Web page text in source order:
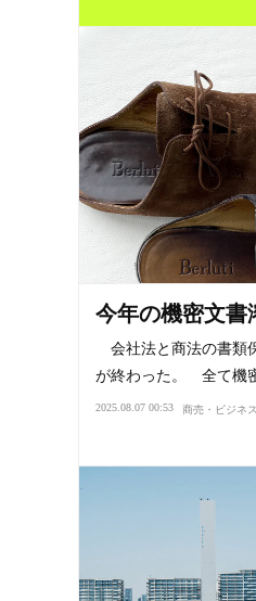
今年の機密文書
会社法と商法の書類
が終わった。 全て機
2025.08.07 00:53 商売・ビジネス